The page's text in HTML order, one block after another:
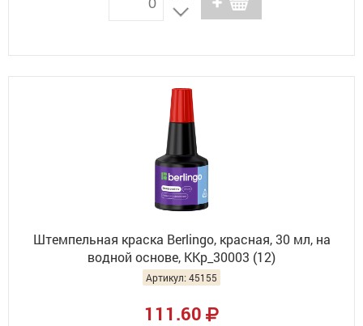
Штемпельная краска Berlingo, красная, 30 мл, на
водной основе, KKp_30003 (12)
Артикул: 45155
111.60